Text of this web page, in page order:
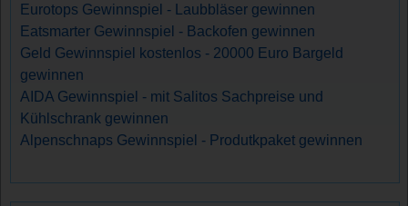
Eurotops Gewinnspiel - Laubbläser gewinnen
Eatsmarter Gewinnspiel - Backofen gewinnen
Geld Gewinnspiel kostenlos - 20000 Euro Bargeld
gewinnen
AIDA Gewinnspiel - mit Salitos Sachpreise und
Kühlschrank gewinnen
Alpenschnaps Gewinnspiel - Produtkpaket gewinnen